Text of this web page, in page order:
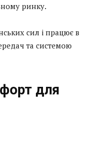
ринку.
сил і працює в
та системою
для